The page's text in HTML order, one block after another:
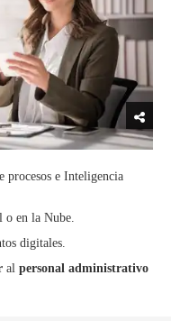
procesos e Inteligencia
o en la Nube.
digitales.
al personal administrativo